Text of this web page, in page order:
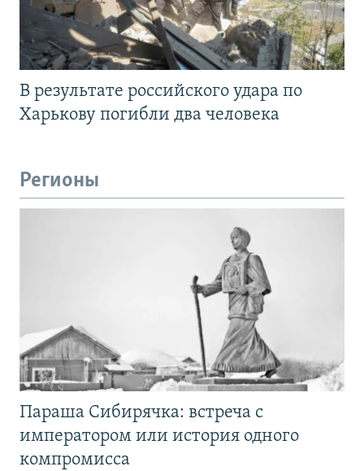
В результате российского удара по
Харькову погибли два человека
Регионы
Параша Сибирячка: встреча с
императором или история одного
компромисса